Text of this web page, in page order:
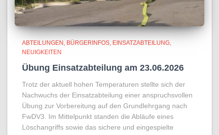
ABTEILUNGEN BÜRGERINFOS EINSATZABTEILUNG
NEUIGKEITEN
Übung Einsatzabteilung am 23.06.2026
Trotz der aktuell hohen Temperaturen stellte sich der
Nachwuchs der Einsatzabteilung einer anspruchsvollen
Übung zur Vorbereitung auf den Grundlehrgang nach
FwDV3. Im Mittelpunkt standen die Abläufe eines
Löschangriffs sowie das sichere und eingespielte